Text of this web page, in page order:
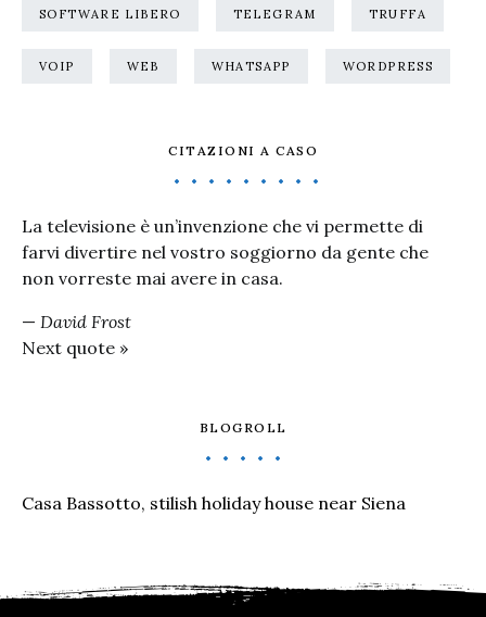
SOFTWARE LIBERO TELEGRAM TRUFFA
VOIP WEB WHATSAPP WORDPRESS
CITAZIONI A CASO
La televisione è un’invenzione che vi permette di
farvi divertire nel vostro soggiorno da gente che
non vorreste mai avere in casa.
— David Frost
Next quote »
BLOGROLL
Casa Bassotto, stilish holiday house near Siena